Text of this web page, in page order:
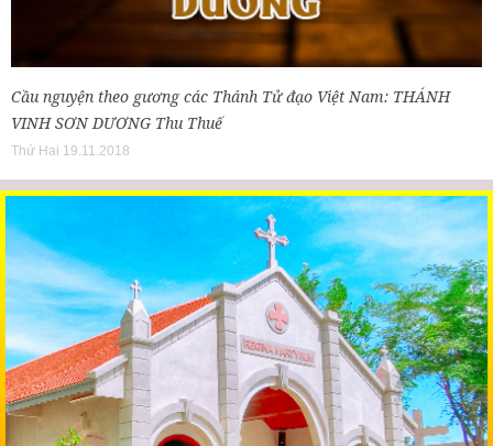
Cầu nguyện theo gương các Thánh Tử đạo Việt Nam: THÁNH
VINH SƠN DƯƠNG Thu Thuế
Thứ Hai 19.11.2018